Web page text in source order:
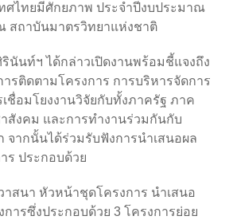
ศไทยมีศักยภาพ ประจำปีงบประมาณ
สถาบันมาตรวิทยาแห่งชาติ
นันท์ฯ ได้กล่าวเปิดงานพร้อมชี้แจงถึง
รติดตามโครงการ การบริหารจัดการ
เชื่อมโยงงานวิจัยกับทั้งภาครัฐ ภาค
สังคม และการทำงานร่วมกันกับ
จากนั้นได้ร่วมรับฟังการนำเสนอผล
ร ประกอบด้วย
าสนา หัวหน้าชุดโครงการ นำเสนอ
ารซึ่งประกอบด้วย 3 โครงการย่อย